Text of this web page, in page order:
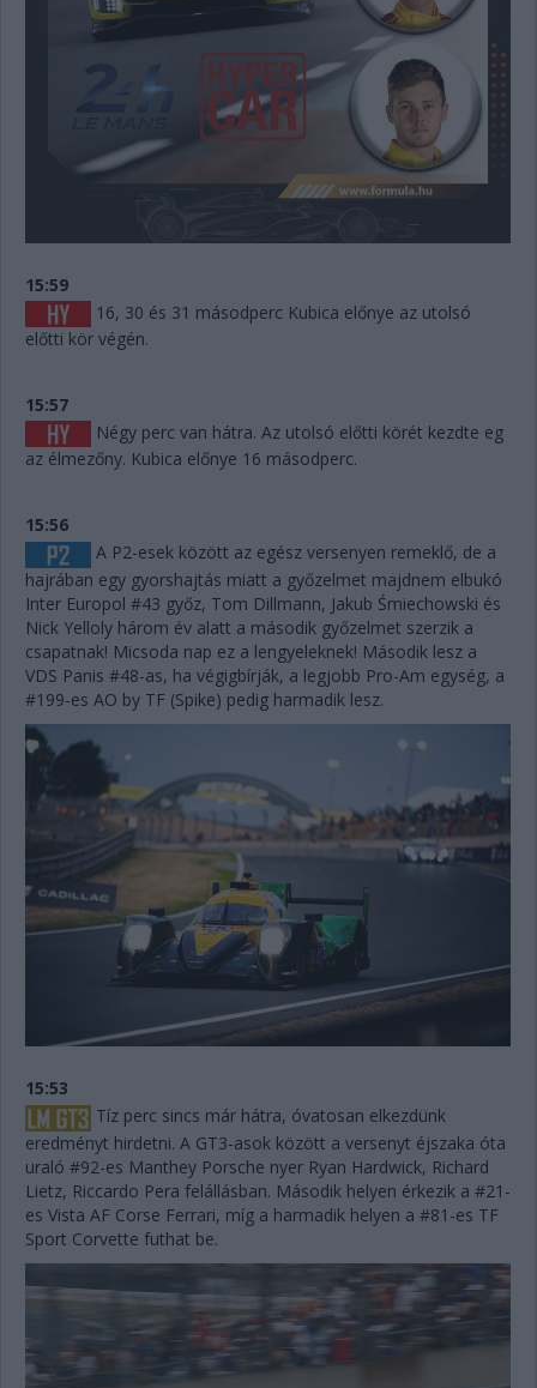
15:59
16, 30 és 31 másodperc Kubica előnye az utolsó
előtti kör végén.
15:57
Négy perc van hátra. Az utolsó előtti körét kezdte eg
az élmezőny. Kubica előnye 16 másodperc.
15:56
A P2-esek között az egész versenyen remeklő, de a
hajrában egy gyorshajtás miatt a győzelmet majdnem elbukó
Inter Europol #43 győz, Tom Dillmann, Jakub Śmiechowski és
Nick Yelloly három év alatt a második győzelmet szerzik a
csapatnak! Micsoda nap ez a lengyeleknek! Második lesz a
VDS Panis #48-as, ha végigbírják, a legjobb Pro-Am egység, a
#199-es AO by TF (Spike) pedig harmadik lesz.
15:53
Tíz perc sincs már hátra, óvatosan elkezdünk
eredményt hirdetni. A GT3-asok között a versenyt éjszaka óta
uraló #92-es Manthey Porsche nyer Ryan Hardwick, Richard
Lietz, Riccardo Pera felállásban. Második helyen érkezik a #21-
es Vista AF Corse Ferrari, míg a harmadik helyen a #81-es TF
Sport Corvette futhat be.